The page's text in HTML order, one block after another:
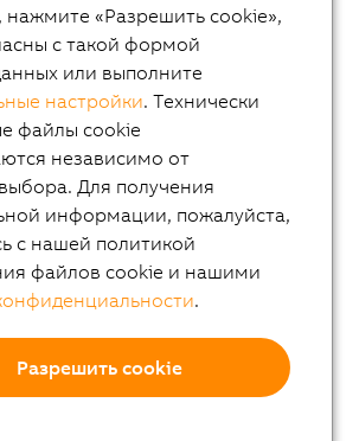
drives (VFD)
motors
motors
Compact
8WSA
8LV
8LVB
8LWA
8LS
нажмите «Разрешить cookie»,
с такой формой
или выполните
настройки. Технически
файлы cookie
независимо от
Для получения
информации, пожалуйста,
с нашей политикой
файлов cookie и нашими
.
Разрешить cookie